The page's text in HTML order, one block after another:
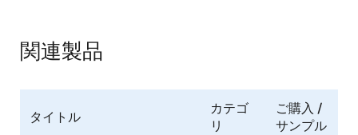
関連製品
タイトル
カテゴ
リ
ご購入 /
サンプル